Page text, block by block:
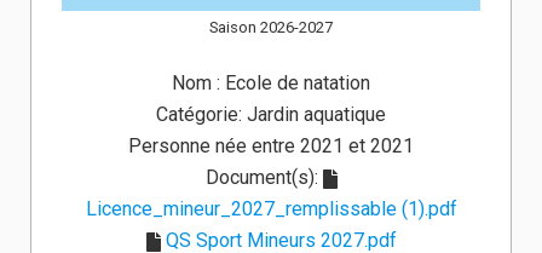
Saison 2026-2027
Nom : Ecole de natation
Catégorie: Jardin aquatique
Personne née entre 2021 et 2021
Document(s):
Licence_mineur_2027_remplissable (1).pdf
QS Sport Mineurs 2027.pdf